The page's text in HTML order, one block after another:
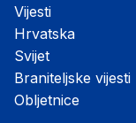
Vijesti
Hrvatska
Svijet
Braniteljske vijesti
Obljetnice